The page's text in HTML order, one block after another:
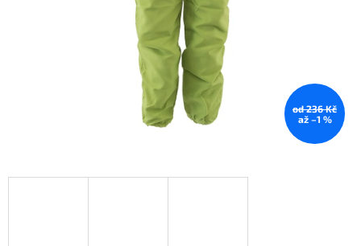
od 236 Kč
až –1 %